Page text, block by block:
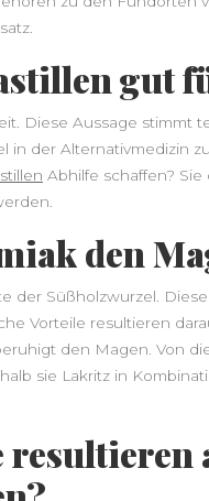
gut
Diese Aussage stimmt
in der Alternativmedizin
Abhilfe schaffen?
den
der Süßholzwurzel.
Vorteile resultieren
den Magen. Von
sie Lakritz in
resultieren